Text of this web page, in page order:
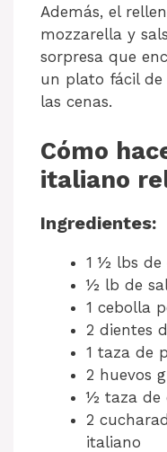
Además, el
mozzarella y
sorpresa que
un plato fácil
las cenas.
Cómo
italiano
Ingredientes:
1 ½ lbs de
½ lb de
1 cebolla
2 dientes
1 taza de
2 huevos
½ taza de
2
italiano